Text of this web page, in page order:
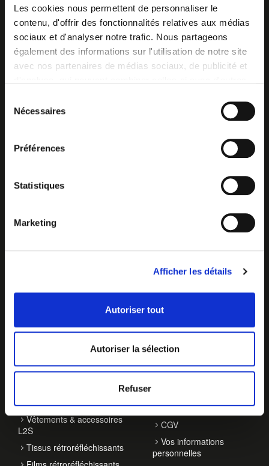
Les cookies nous permettent de personnaliser le
contenu, d'offrir des fonctionnalités relatives aux médias
sociaux et d'analyser notre trafic. Nous partageons
également des informations sur l'utilisation de notre site
avec nos partenaires de médias sociaux, de publicité et
collectées lors de votre utilisation de leurs services.
Nécessaires
Préférences
Statistiques
Marketing
Afficher les détails
Autoriser tout
Autoriser la sélection
Refuser
Z.I. La Vaure - B.P. 20930
42291 SORBIERS CEDEX - France
Tél. : + 33 (0)4 77 53 05 05
Contactez-nous !
Plan d'accès
Accessoires de
EPI haute visibilité
Vêtements & accessoires
L2S
Tissus rétroréfléchissants
Contact
Notre démarche RSE
CGV
Vos informations
personnelles